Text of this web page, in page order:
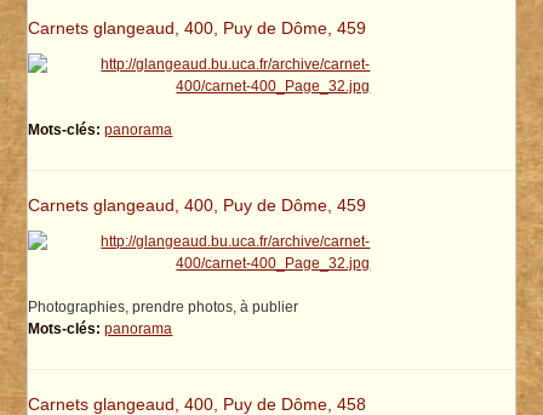
Carnets glangeaud, 400, Puy de Dôme, 459
Mots-clés: panorama
Carnets glangeaud, 400, Puy de Dôme, 459
Photographies, prendre photos, à publier
Mots-clés: panorama
Carnets glangeaud, 400, Puy de Dôme, 458